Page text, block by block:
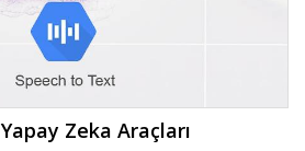
Zeka Araçları